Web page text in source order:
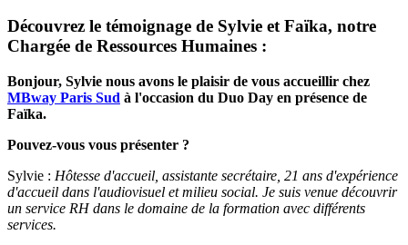
Découvrez le témoignage de Sylvie et Faïka, notre
Chargée de Ressources Humaines :
Bonjour, Sylvie nous avons le plaisir de vous accueillir chez
MBway Paris Sud à l'occasion du Duo Day en présence de
Faïka.
Pouvez-vous vous présenter ?
Sylvie : Hôtesse d'accueil, assistante secrétaire, 21 ans d'expérience
d'accueil dans l'audiovisuel et milieu social. Je suis venue découvrir
un service RH dans le domaine de la formation avec différents
services.